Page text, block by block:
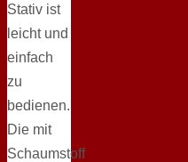
Stativ ist
leicht und
einfach
zu
bedienen.
Die mit
Schaumstoff